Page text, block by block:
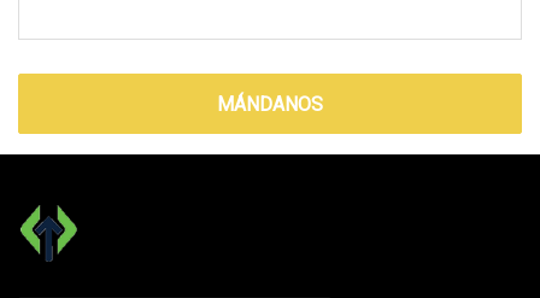
MÁNDANOS